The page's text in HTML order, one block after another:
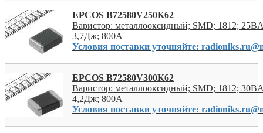
EPCOS B72580V250K62
Варистор: металлооксидный; SMD; 1812;
3,7Дж; 800А
Условия поставки уточняйте:
EPCOS B72580V300K62
Варистор: металлооксидный; SMD; 1812;
4,2Дж; 800А
Условия поставки уточняйте: